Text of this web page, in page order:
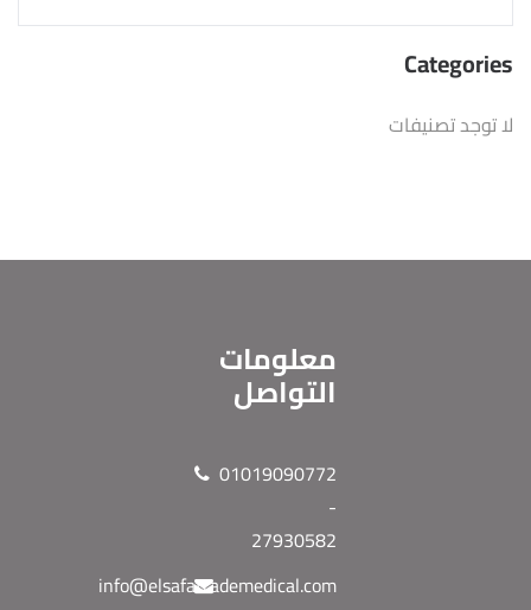
Categories
لا توجد تصنيفات
معلومات
التواصل
01019090772
-
27930582
info@elsafatrademedical.com